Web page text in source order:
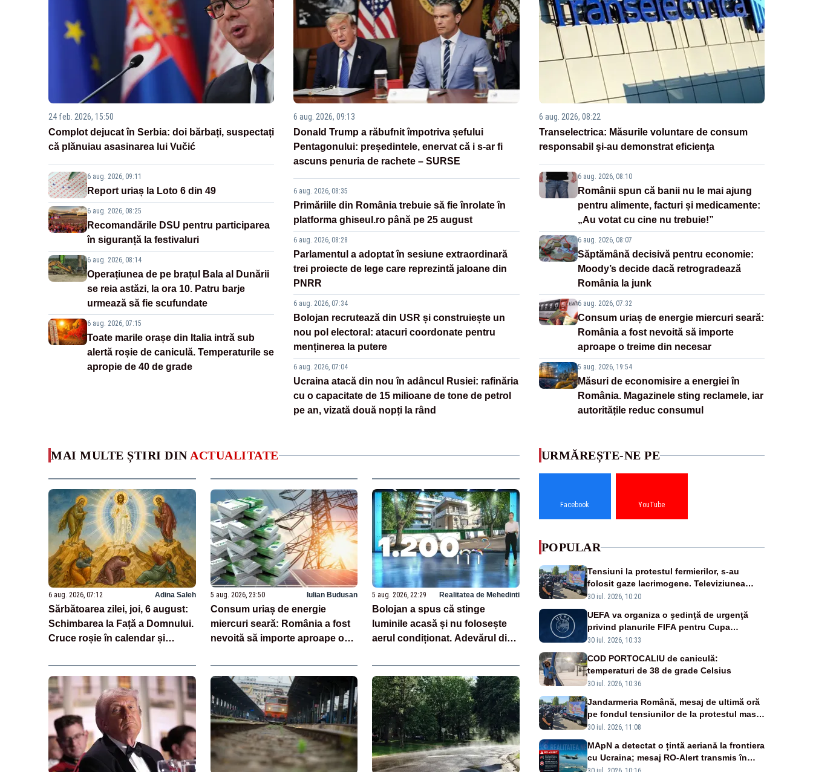
24 feb. 2026, 15:50
Complot dejucat în Serbia: doi bărbați, suspectați
că plănuiau asasinarea lui Vučić
6 aug. 2026, 09:11
Report uriaș la Loto 6 din 49
6 aug. 2026, 08:25
Recomandările DSU pentru participarea
în siguranță la festivaluri
6 aug. 2026, 08:14
Operațiunea de pe brațul Bala al Dunării
se reia astăzi, la ora 10. Patru barje
urmează să fie scufundate
6 aug. 2026, 07:15
Toate marile orașe din Italia intră sub
alertă roșie de caniculă. Temperaturile se
apropie de 40 de grade
6 aug. 2026, 09:13
Donald Trump a răbufnit împotriva șefului
Pentagonului: președintele, enervat că i s-ar fi
ascuns penuria de rachete – SURSE
6 aug. 2026, 08:35
Primăriile din România trebuie să fie înrolate în
platforma ghiseul.ro până pe 25 august
6 aug. 2026, 08:28
Parlamentul a adoptat în sesiune extraordinară
trei proiecte de lege care reprezintă jaloane din
PNRR
6 aug. 2026, 07:34
Bolojan recrutează din USR și construiește un
nou pol electoral: atacuri coordonate pentru
menținerea la putere
6 aug. 2026, 07:04
Ucraina atacă din nou în adâncul Rusiei: rafinăria
cu o capacitate de 15 milioane de tone de petrol
pe an, vizată două nopți la rând
6 aug. 2026, 08:22
Transelectrica: Măsurile voluntare de consum
responsabil şi-au demonstrat eficienţa
6 aug. 2026, 08:10
Românii spun că banii nu le mai ajung
pentru alimente, facturi și medicamente:
„Au votat cu cine nu trebuie!”
6 aug. 2026, 08:07
Săptămână decisivă pentru economie:
Moody’s decide dacă retrogradează
România la junk
6 aug. 2026, 07:32
Consum uriaș de energie miercuri seară:
România a fost nevoită să importe
aproape o treime din necesar
5 aug. 2026, 19:54
Măsuri de economisire a energiei în
România. Magazinele sting reclamele, iar
autoritățile reduc consumul
MAI MULTE ȘTIRI DIN ACTUALITATE
6 aug. 2026, 07:12 Adina Saleh
Sărbătoarea zilei, joi, 6 august:
Schimbarea la Față a Domnului.
Cruce roșie în calendar și
5 aug. 2026, 23:50 Iulian Budusan
Consum uriaș de energie
miercuri seară: România a fost
nevoită să importe aproape o
5 aug. 2026, 22:29 Realitatea de Mehedinti
Bolojan a spus că stinge
luminile acasă și nu folosește
aerul condiționat. Adevărul din
URMĂREȘTE-NE PE
Facebook YouTube
POPULAR
Tensiuni la protestul fermierilor, s-au
folosit gaze lacrimogene. Televiziunea
Poporului face apel la calm – LIVE TEXT
30 iul. 2026, 10:20
UEFA va organiza o şedinţă de urgenţă
privind planurile FIFA pentru Cupa
Mondială
30 iul. 2026, 10:33
COD PORTOCALIU de caniculă:
temperaturi de 38 de grade Celsius
30 iul. 2026, 10:36
Jandarmeria Română, mesaj de ultimă oră
pe fondul tensiunilor de la protestul masiv
al fermierilor - VIDEO
30 iul. 2026, 11:08
MApN a detectat o țintă aeriană la frontiera
cu Ucraina; mesaj RO-Alert transmis în
județul Tulcea